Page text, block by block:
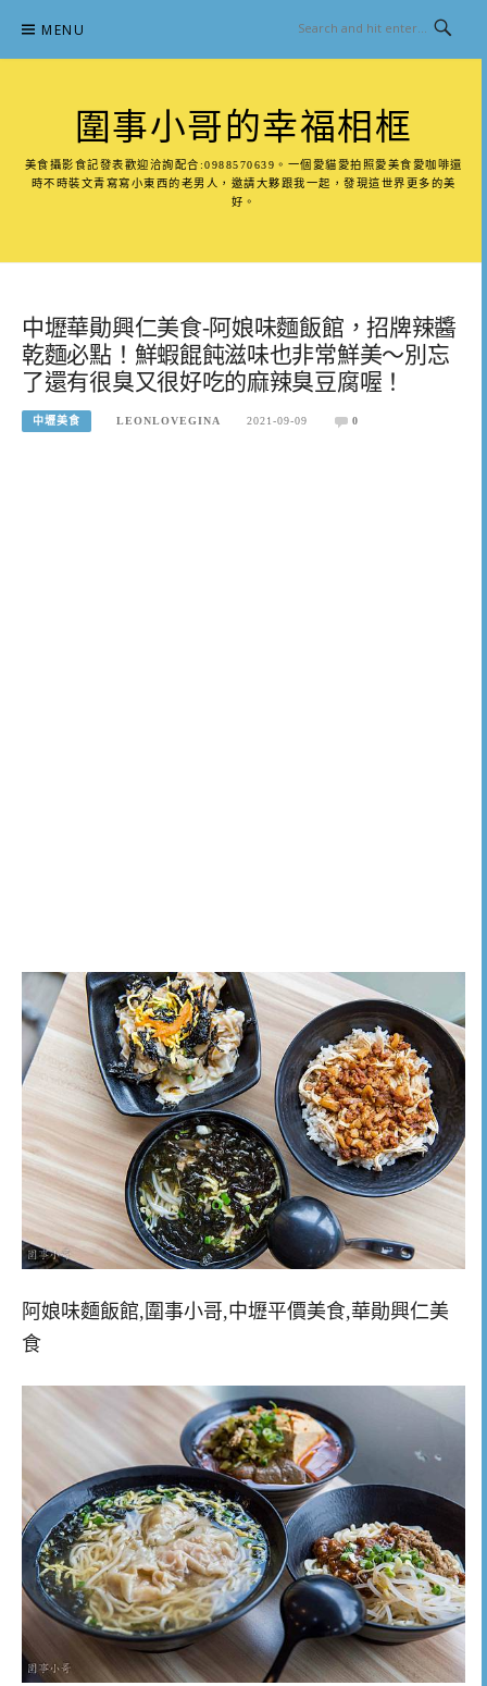
content
MENU
圍事小哥的幸福相框
美食攝影食記發表歡迎洽詢配合:0988570639。一個愛貓愛拍照愛美食愛咖啡還
時不時裝文青寫寫小東西的老男人，邀請大夥跟我一起，發現這世界更多的美
好。
中壢華勛興仁美食-阿娘味麵飯館，招牌辣醬
乾麵必點！鮮蝦餛飩滋味也非常鮮美～別忘
了還有很臭又很好吃的麻辣臭豆腐喔！
中壢美食 LEONLOVEGINA 2021-09-09 0
阿娘味麵飯館,圍事小哥,中壢平價美食,華勛興仁美
食